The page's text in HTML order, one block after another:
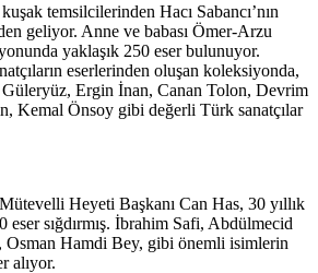
temsilcilerinden Hacı Sabancı’nın
geliyor. Anne ve babası Ömer-Arzu
yaklaşık 250 eser bulunuyor.
eserlerinden oluşan koleksiyonda,
Ergin İnan, Canan Tolon, Devrim
Kemal Önsoy gibi değerli Türk sanatçılar
Heyeti Başkanı Can Has, 30 yıllık
eser sığdırmış. İbrahim Safi, Abdülmecid
Hamdi Bey, gibi önemli isimlerin
alıyor.